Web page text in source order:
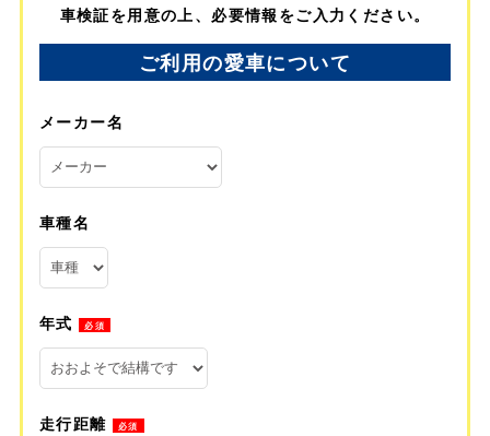
車検証を用意の上、必要情報をご入力ください。
ご利用の愛車について
メーカー名
車種名
年式 必須
走行距離 必須